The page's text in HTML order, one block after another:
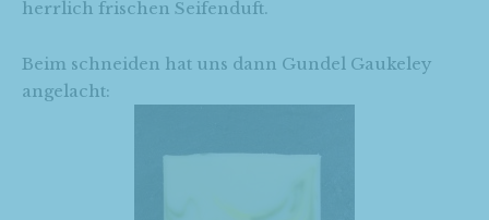
herrlich frischen Seifenduft.
Beim schneiden hat uns dann Gundel Gaukeley
angelacht: